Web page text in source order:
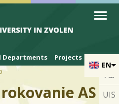
EN
Departments Projects
Aa
UIS
AS